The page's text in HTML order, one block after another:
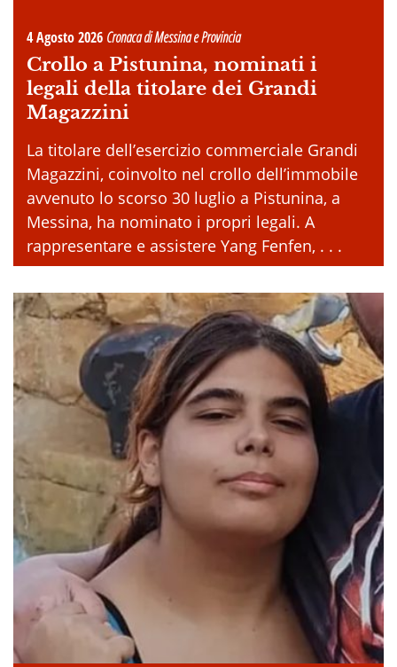
4 Agosto 2026 Cronaca di Messina e Provincia
Crollo a Pistunina, nominati i
legali della titolare dei Grandi
Magazzini
La titolare dell’esercizio commerciale Grandi
Magazzini, coinvolto nel crollo dell’immobile
avvenuto lo scorso 30 luglio a Pistunina, a
Messina, ha nominato i propri legali. A
rappresentare e assistere Yang Fenfen, . . .